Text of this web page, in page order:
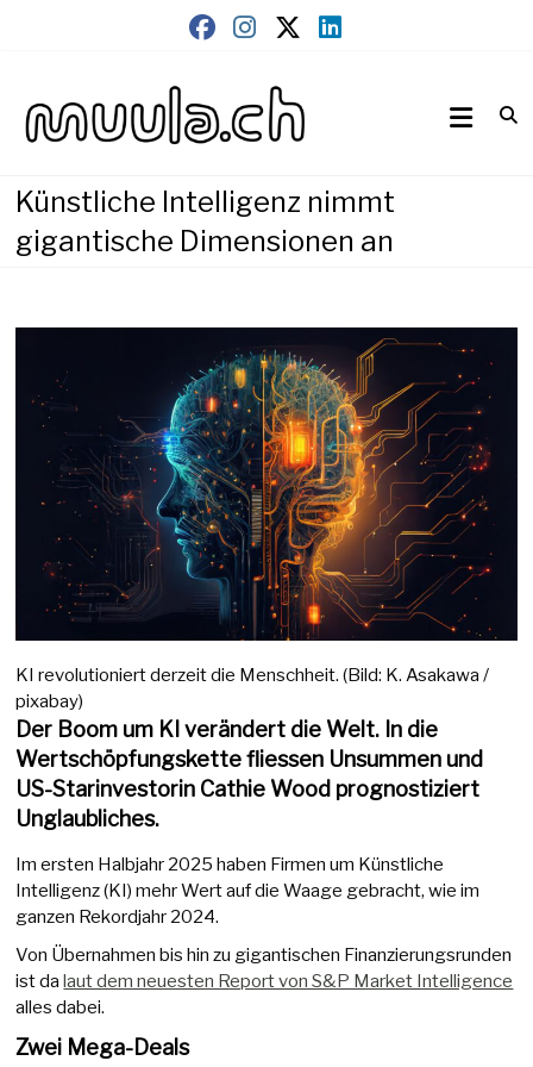
muula.ch
Künstliche Intelligenz nimmt
gigantische Dimensionen an
KI revolutioniert derzeit die Menschheit. (Bild: K. Asakawa /
pixabay)
Der Boom um KI verändert die Welt. In die
Wertschöpfungskette fliessen Unsummen und
US-Starinvestorin Cathie Wood prognostiziert
Unglaubliches.
Im ersten Halbjahr 2025 haben Firmen um Künstliche
Intelligenz (KI) mehr Wert auf die Waage gebracht, wie im
ganzen Rekordjahr 2024.
Von Übernahmen bis hin zu gigantischen Finanzierungsrunden
ist dalaut dem neuesten Report von S&P Market Intelligence
alles dabei.
Zwei Mega-Deals